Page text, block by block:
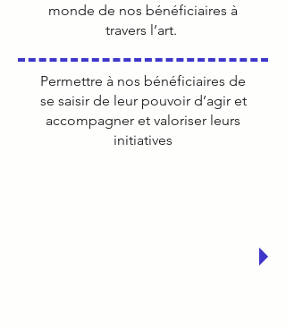
monde de nos bénéficiaires à
travers l’art.
Permettre à nos bénéficiaires de
se saisir de leur pouvoir d’agir et
accompagner et valoriser leurs
initiatives